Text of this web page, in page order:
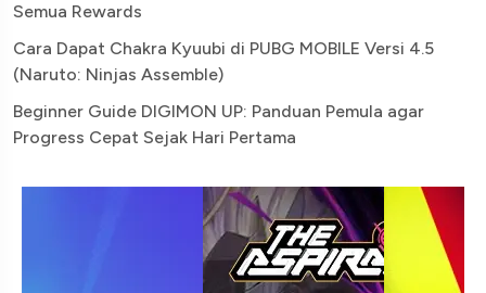
Semua Rewards
Cara Dapat Chakra Kyuubi di PUBG MOBILE Versi 4.5
(Naruto: Ninjas Assemble)
Beginner Guide DIGIMON UP: Panduan Pemula agar
Progress Cepat Sejak Hari Pertama